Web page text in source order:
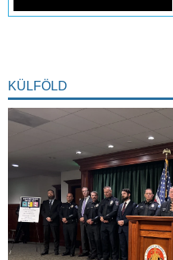
KÜLFÖLD